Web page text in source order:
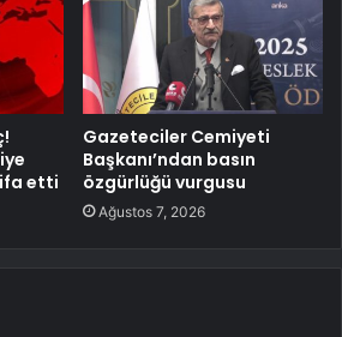
etti
Gazeteciler Cemiyeti
Başkanı’ndan basın
özgürlüğü vurgusu
Ağustos 7, 2026